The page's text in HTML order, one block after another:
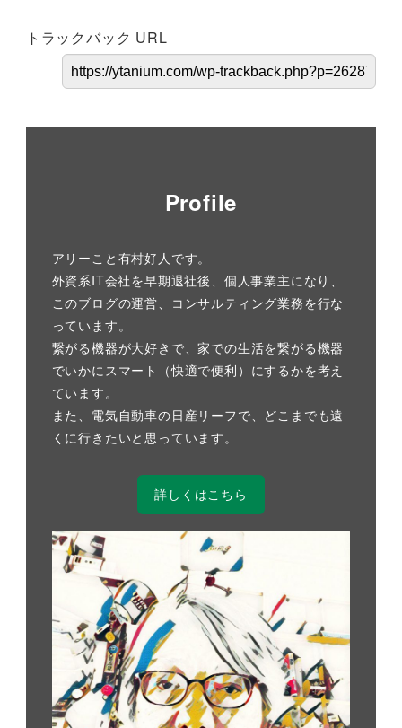
トラックバック URL
Profile
アリーこと有村好人です。
外資系IT会社を早期退社後、個人事業主になり、
このブログの運営、コンサルティング業務を行な
っています。
繋がる機器が大好きで、家での生活を繋がる機器
でいかにスマート（快適で便利）にするかを考え
ています。
また、電気自動車の日産リーフで、どこまでも遠
くに行きたいと思っています。
詳しくはこちら